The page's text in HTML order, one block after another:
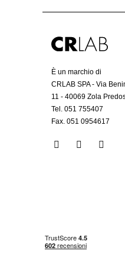
È un marchio di
CRLAB SPA - Via
11 - 40069 Zola
Tel. 051 755407
Fax. 051 0954617